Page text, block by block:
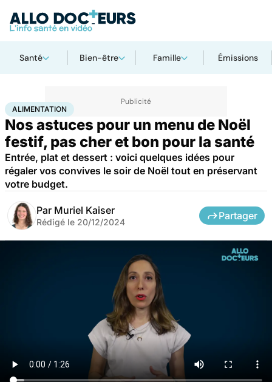
Santé Bien-être Famille Émissions
AccueilBien-être Nutrition Alimentation
ALIMENTATION
Nos astuces pour un menu de Noël
festif, pas cher et bon pour la santé
Entrée, plat et dessert : voici quelques idées pour
régaler vos convives le soir de Noël tout en préservant
votre budget.
Par Muriel Kaiser
Rédigé le 20/12/2024
Partager